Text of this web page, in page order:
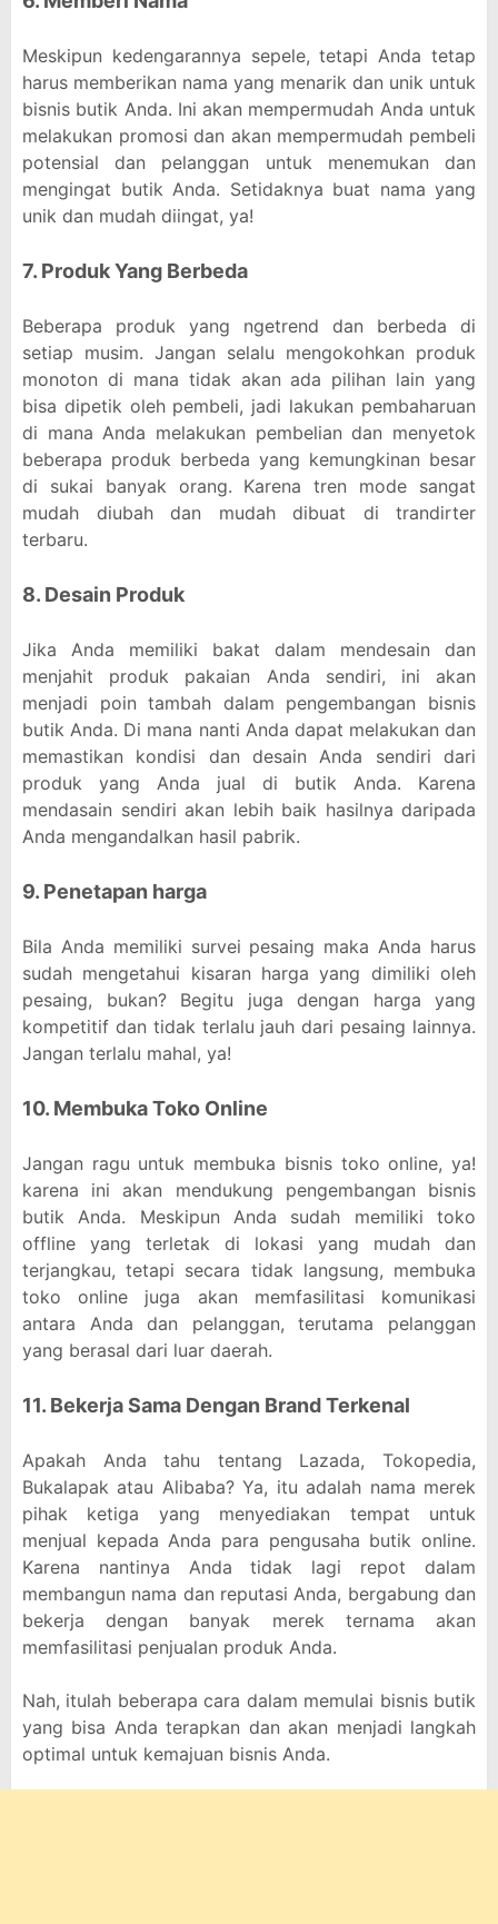
Meskipun kedengarannya sepele, tetapi Anda tetap
harus memberikan nama yang menarik dan unik untuk
bisnis butik Anda. Ini akan mempermudah Anda untuk
melakukan promosi dan akan mempermudah pembeli
potensial dan pelanggan untuk menemukan dan
mengingat butik Anda. Setidaknya buat nama yang
unik dan mudah diingat, ya!
7. Produk Yang Berbeda
Beberapa produk yang ngetrend dan berbeda di
setiap musim. Jangan selalu mengokohkan produk
monoton di mana tidak akan ada pilihan lain yang
bisa dipetik oleh pembeli, jadi lakukan pembaharuan
di mana Anda melakukan pembelian dan menyetok
beberapa produk berbeda yang kemungkinan besar
di sukai banyak orang. Karena tren mode sangat
mudah diubah dan mudah dibuat di trandirter
terbaru.
8. Desain Produk
Jika Anda memiliki bakat dalam mendesain dan
menjahit produk pakaian Anda sendiri, ini akan
menjadi poin tambah dalam pengembangan bisnis
butik Anda. Di mana nanti Anda dapat melakukan dan
memastikan kondisi dan desain Anda sendiri dari
produk yang Anda jual di butik Anda. Karena
mendasain sendiri akan lebih baik hasilnya daripada
Anda mengandalkan hasil pabrik.
9. Penetapan harga
Bila Anda memiliki survei pesaing maka Anda harus
sudah mengetahui kisaran harga yang dimiliki oleh
pesaing, bukan? Begitu juga dengan harga yang
kompetitif dan tidak terlalu jauh dari pesaing lainnya.
Jangan terlalu mahal, ya!
10. Membuka Toko Online
Jangan ragu untuk membuka bisnis toko online, ya!
karena ini akan mendukung pengembangan bisnis
butik Anda. Meskipun Anda sudah memiliki toko
offline yang terletak di lokasi yang mudah dan
terjangkau, tetapi secara tidak langsung, membuka
toko online juga akan memfasilitasi komunikasi
antara Anda dan pelanggan, terutama pelanggan
yang berasal dari luar daerah.
11. Bekerja Sama Dengan Brand Terkenal
Apakah Anda tahu tentang Lazada, Tokopedia,
Bukalapak atau Alibaba? Ya, itu adalah nama merek
pihak ketiga yang menyediakan tempat untuk
menjual kepada Anda para pengusaha butik online.
Karena nantinya Anda tidak lagi repot dalam
membangun nama dan reputasi Anda, bergabung dan
bekerja dengan banyak merek ternama akan
memfasilitasi penjualan produk Anda.
Nah, itulah beberapa cara dalam memulai bisnis butik
yang bisa Anda terapkan dan akan menjadi langkah
optimal untuk kemajuan bisnis Anda.